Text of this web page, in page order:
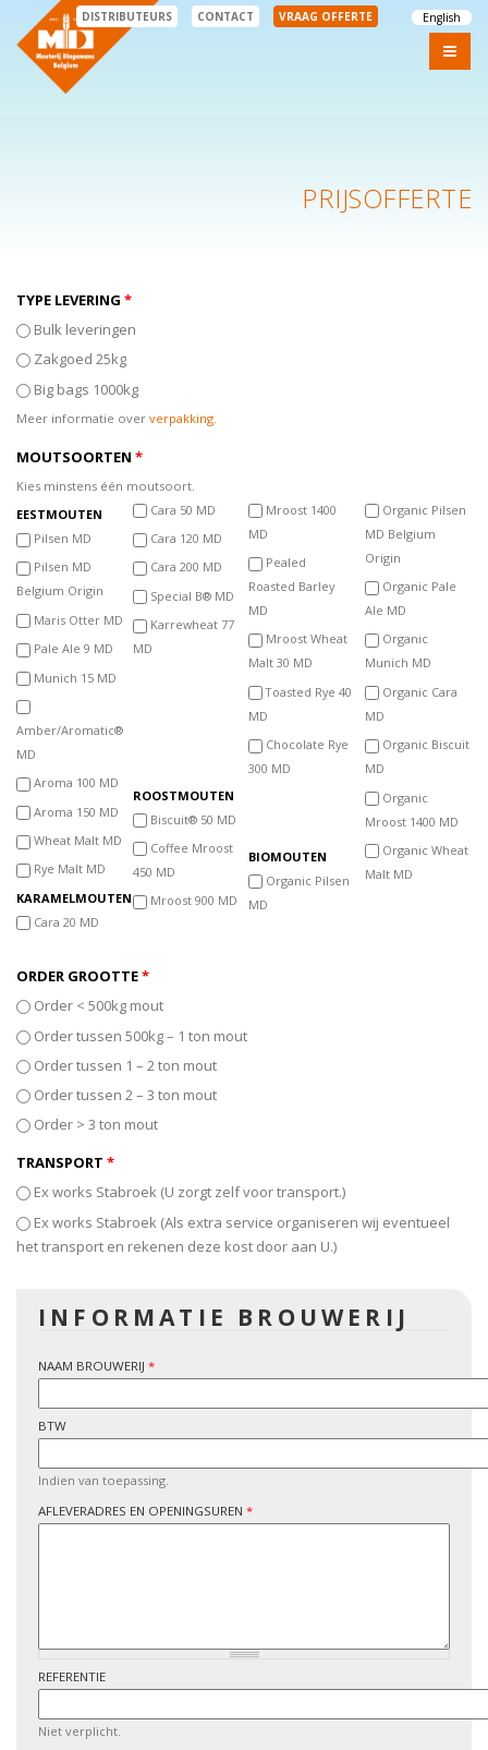
English
DISTRIBUTEURS CONTACT VRAAG OFFERTE
PRIJSOFFERTE
TYPE LEVERING *
Bulk leveringen
Zakgoed 25kg
Big bags 1000kg
Meer informatie over verpakking.
MOUTSOORTEN *
Kies minstens één moutsoort.
Pilsen MD
Pilsen MD
Belgium Origin
Maris Otter MD
Pale Ale 9 MD
Munich 15 MD
Amber/Aromatic®
MD
Aroma 100 MD
Aroma 150 MD
Wheat Malt MD
Rye Malt MD
Cara 20 MD
Cara 50 MD
Cara 120 MD
Cara 200 MD
Special B® MD
Karrewheat 77
MD
Biscuit® 50 MD
Coffee Mroost
450 MD
Mroost 900 MD
Mroost 1400
MD
Pealed
Roasted Barley
MD
Mroost Wheat
Malt 30 MD
Toasted Rye 40
MD
Chocolate Rye
300 MD
Organic Pilsen
MD
Organic Pilsen
MD Belgium
Origin
Organic Pale
Ale MD
Organic
Munich MD
Organic Cara
MD
Organic Biscuit
MD
Organic
Mroost 1400 MD
Organic Wheat
Malt MD
ORDER GROOTTE*
Order < 500kg mout
Order tussen 500kg – 1 ton mout
Order tussen 1 – 2 ton mout
Order tussen 2 – 3 ton mout
Order > 3 ton mout
TRANSPORT *
Ex works Stabroek (U zorgt zelf voor transport.)
Ex works Stabroek (Als extra service organiseren wij eventueel
het transport en rekenen deze kost door aan U.)
INFORMATIE BROUWERIJ
NAAM BROUWERIJ *
BTW
Indien van toepassing.
AFLEVERADRES EN OPENINGSUREN *
REFERENTIE
Niet verplicht.